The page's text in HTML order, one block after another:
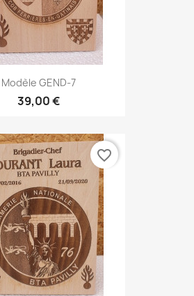
Modèle GEND-7
39,00 €
favorite_border